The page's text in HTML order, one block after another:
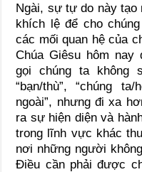
Ngài, sự tự do này
khích lệ để cho
các mối quan hệ của
Chúa Giêsu hôm nay
gọi chúng ta không
“bạn/thù”, “chúng
ngoài”, nhưng đi xa
ra sự hiện diện và
trong lĩnh vực khác
nơi những người
Điều cần phải được